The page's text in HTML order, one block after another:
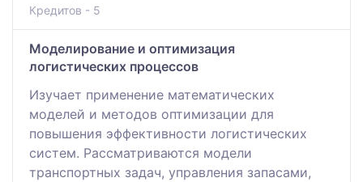
Кредитов - 5
Моделирование и оптимизация
логистических процессов
Изучает применение математических
моделей и методов оптимизации для
повышения эффективности логистических
систем. Рассматриваются модели
транспортных задач, управления запасами,